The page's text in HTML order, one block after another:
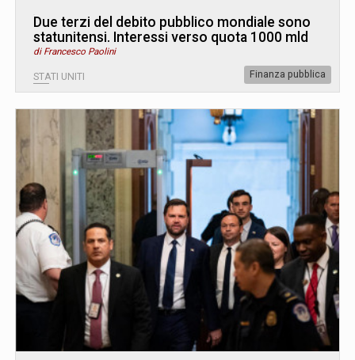
Due terzi del debito pubblico mondiale sono
statunitensi. Interessi verso quota 1000 mld
di Francesco Paolini
STATI UNITI Finanza pubblica